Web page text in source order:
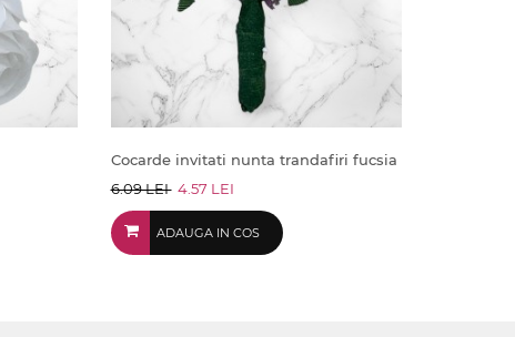
Cocarde invitati nunta trandafiri fucsia
6.09 LEI 4.57 LEI
ADAUGA IN COS